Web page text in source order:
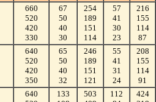
660
520
420
330
67
50
40
30
254
189
151
114
57
41
30
23
216
155
114
87
640
520
420
350
65
50
40
32
246
189
151
121
55
41
31
24
208
155
114
91
640
133
503
112
424